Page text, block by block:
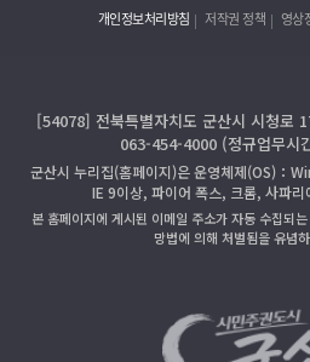
개인정보처리방침 저작권 정책 영상
[54078] 전북특별자치도 군산시 시청로
063-454-4000 (정규업무시
군산시 누리집(홈페이지)은 운영체제(OS)：
IE 9이상, 파이어 폭스, 크롬, 사파
본 홈페이지에 게시된 이메일 주소가 자동 수집되
망법에 의해 처벌됨을 유념